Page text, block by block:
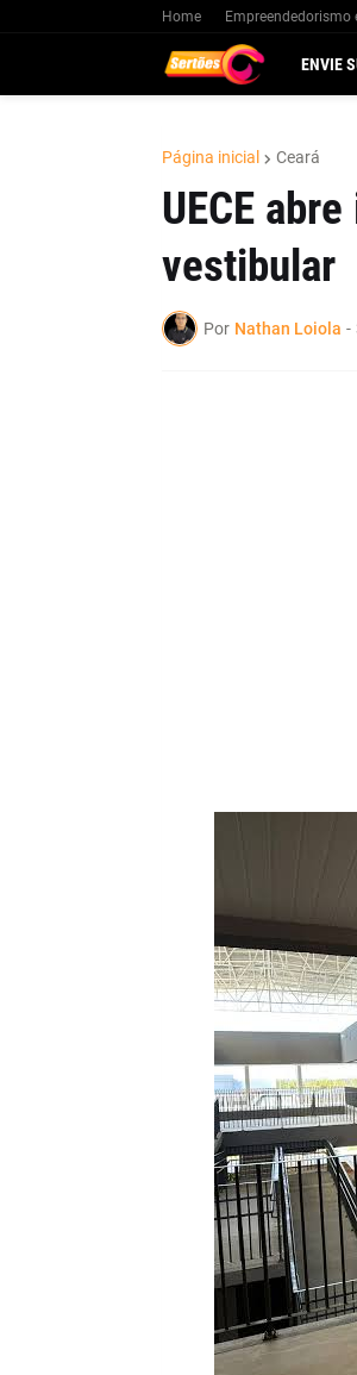
Home Empreendedorismo
ENVIE
Página inicial Ceará
UECE
vestibular
Por Nathan Loiola -